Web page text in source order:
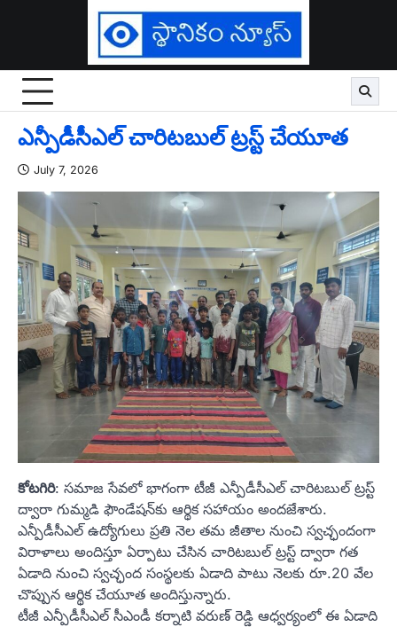
ఎన్పీడీసీఎల్ చారిటబుల్ ట్రస్ట్ చేయూత
July 7, 2026
కోటగిరి: సమాజ సేవలో భాగంగా టీజీ ఎన్పీడీసీఎల్ చారిటబుల్ ట్రస్ట్
ద్వారా గుమ్మడి ఫౌండేషన్‌కు ఆర్థిక సహాయం అందజేశారు.
ఎన్పీడీసీఎల్ ఉద్యోగులు ప్రతి నెల తమ జీతాల నుంచి స్వచ్ఛందంగా
విరాళాలు అందిస్తూ ఏర్పాటు చేసిన చారిటబుల్ ట్రస్ట్ ద్వారా గత
ఏడాది నుంచి స్వచ్ఛంద సంస్థలకు ఏడాది పాటు నెలకు రూ.20 వేల
చొప్పున ఆర్థిక చేయూత అందిస్తున్నారు.
టీజీ ఎన్పీడీసీఎల్ సీఎండీ కర్నాటి వరుణ్ రెడ్డి ఆధ్వర్యంలో ఈ ఏడాది